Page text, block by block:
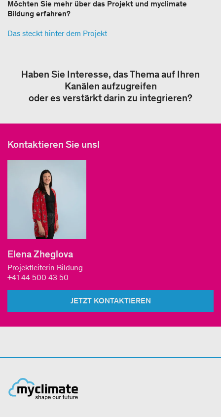
Möchten Sie mehr über das Projekt und myclimate
Bildung erfahren?
Das steckt hinter dem Projekt
Haben Sie Interesse, das Thema auf Ihren
Kanälen aufzugreifen
oder es verstärkt darin zu integrieren?
Kontaktieren Sie uns!
Elena Zheglova
Projektleiterin Bildung
+41 44 500 43 50
JETZT KONTAKTIEREN